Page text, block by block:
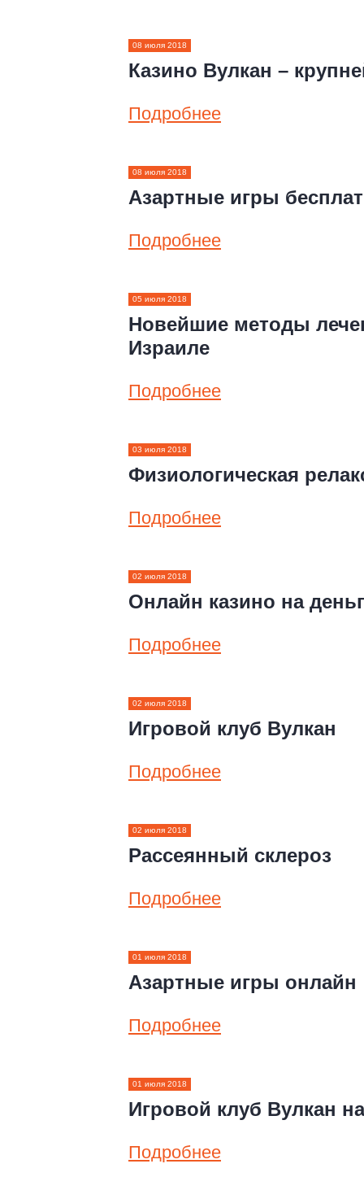
08 июля 2018
Казино Вулкан –
Подробнее
08 июля 2018
Азартные игры
Подробнее
05 июля 2018
Новейшие методы
Израиле
Подробнее
03 июля 2018
Физиологическая
Подробнее
02 июля 2018
Онлайн казино на
Подробнее
02 июля 2018
Игровой клуб Вулкан
Подробнее
02 июля 2018
Рассеянный склероз
Подробнее
01 июля 2018
Азартные игры онлайн
Подробнее
01 июля 2018
Игровой клуб Вулкан
Подробнее